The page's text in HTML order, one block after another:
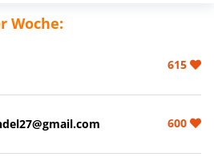
Woche:
615
600